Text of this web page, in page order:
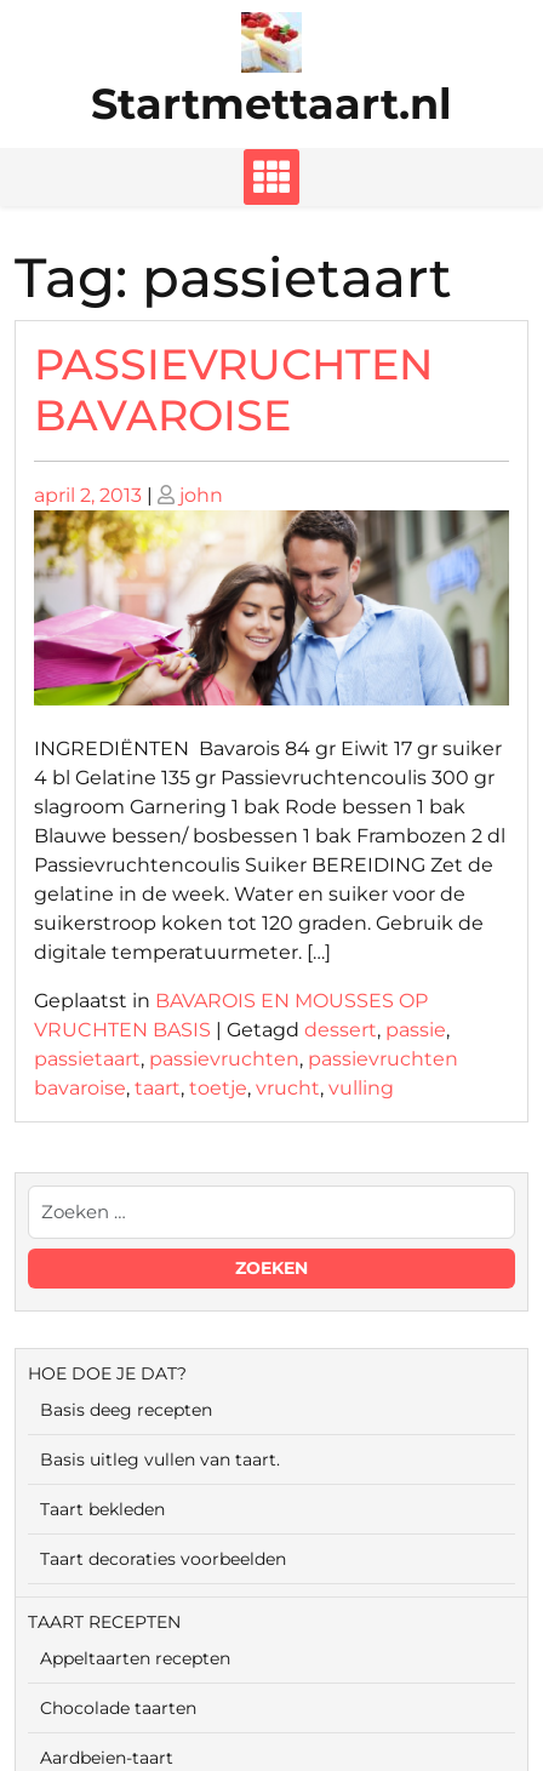
Startmettaart.nl
Tag: passietaart
PASSIEVRUCHTEN
BAVAROISE
Geplaatst
op
april 2, 2013 | Geplaatst
op
john
INGREDIËNTEN Bavarois 84 gr Eiwit 17 gr suiker
4 bl Gelatine 135 gr Passievruchtencoulis 300 gr
slagroom Garnering 1 bak Rode bessen 1 bak
Blauwe bessen/ bosbessen 1 bak Frambozen 2 dl
Passievruchtencoulis Suiker BEREIDING Zet de
gelatine in de week. Water en suiker voor de
suikerstroop koken tot 120 graden. Gebruik de
digitale temperatuurmeter. […]
Geplaatst in BAVAROIS EN MOUSSES OP
VRUCHTEN BASIS | Getagd dessert, passie,
passietaart, passievruchten, passievruchten
bavaroise, taart, toetje, vrucht, vulling
HOE DOE JE DAT?
Basis deeg recepten
Basis uitleg vullen van taart.
Taart bekleden
Taart decoraties voorbeelden
TAART RECEPTEN
Appeltaarten recepten
Chocolade taarten
Aardbeien-taart